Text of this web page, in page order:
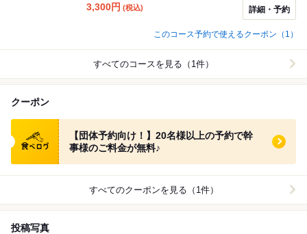
3,300円 (税込) 詳細・予約
このコース予約で使えるクーポン（1）
すべてのコースを見る（1件）
クーポン
食べログ クーポン
【団体予約向け！】20名様以上の予約で幹
事様のご料金が無料♪
すべてのクーポンを見る（1件）
投稿写真